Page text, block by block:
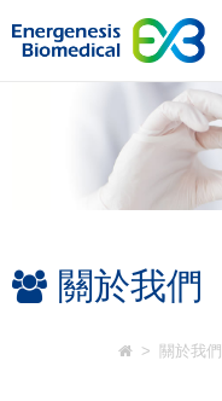
關於我們
> 關於我們